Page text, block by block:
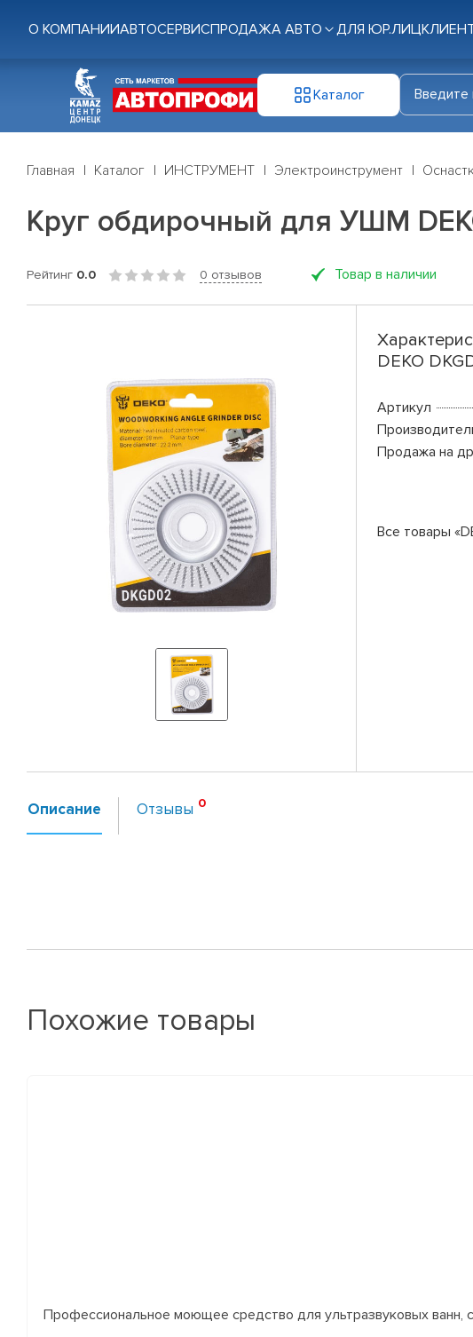
О КОМПАНИИАВТОСЕРВИСПРОДАЖА АВТО ДЛЯ ЮР.ЛИЦ
Каталог
Главная Каталог ИНСТРУМЕНТ Электроинструмент
Круг обдирочный для УШМ
Рейтинг 0.0 0 отзывов Товар в наличии
DEKO
Артикул
Продажа на
Все товары
Описание Отзывы
Похожие товары
Профессиональное моющее средство для ультразвуковых ванн,